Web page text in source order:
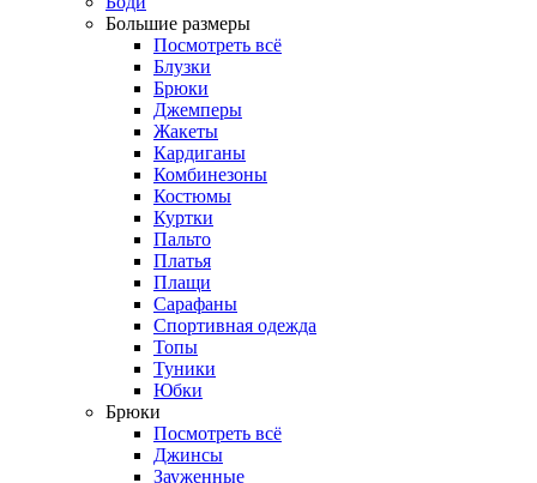
Большие размеры
Посмотреть всё
Блузки
Брюки
Джемперы
Жакеты
Кардиганы
Комбинезоны
Костюмы
Куртки
Пальто
Платья
Плащи
Сарафаны
Спортивная одежда
Топы
Туники
Юбки
Брюки
Посмотреть всё
Джинсы
Зауженные